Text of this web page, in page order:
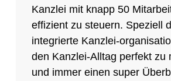
Kanzlei mit knapp 50
effizient zu steuern. Speziell
integrierte Kanzlei-
den Kanzlei-Alltag perfekt zu
und immer einen super